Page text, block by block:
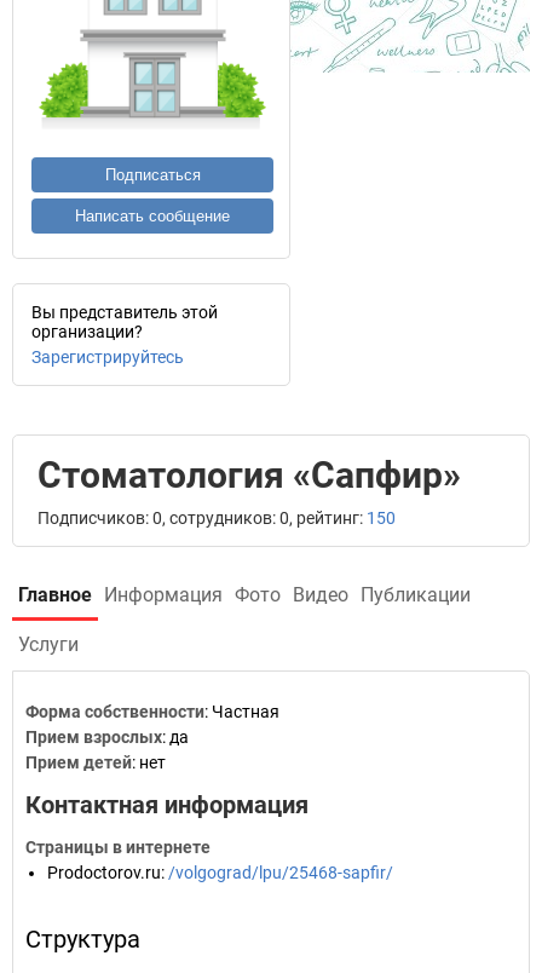
Подписаться
Написать сообщение
Вы представитель этой
организации?
Зарегистрируйтесь
Стоматология «Сапфир»
Подписчиков: 0, сотрудников: 0, рейтинг: 150
Главное Информация Фото Видео Публикации
Услуги
Форма собственности: Частная
Прием взрослых: да
Прием детей: нет
Контактная информация
Страницы в интернете
Prodoctorov.ru: /volgograd/lpu/25468-sapfir/
Структура